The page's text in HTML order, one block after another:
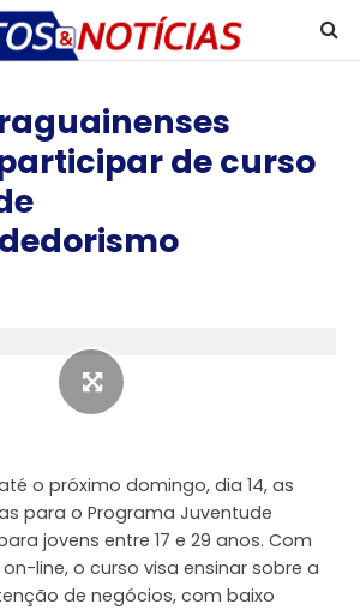
de curso
o próximo domingo, dia 14, as
para o Programa Juventude
jovens entre 17 e 29 anos. Com
line, o curso visa ensinar sobre a
de negócios, com baixo